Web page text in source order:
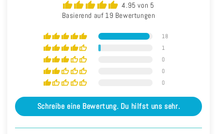
4.95 von 5
Basierend auf 19 Bewertungen
18
1
0
0
0
Schreibe eine Bewertung. Du hilfst uns sehr.